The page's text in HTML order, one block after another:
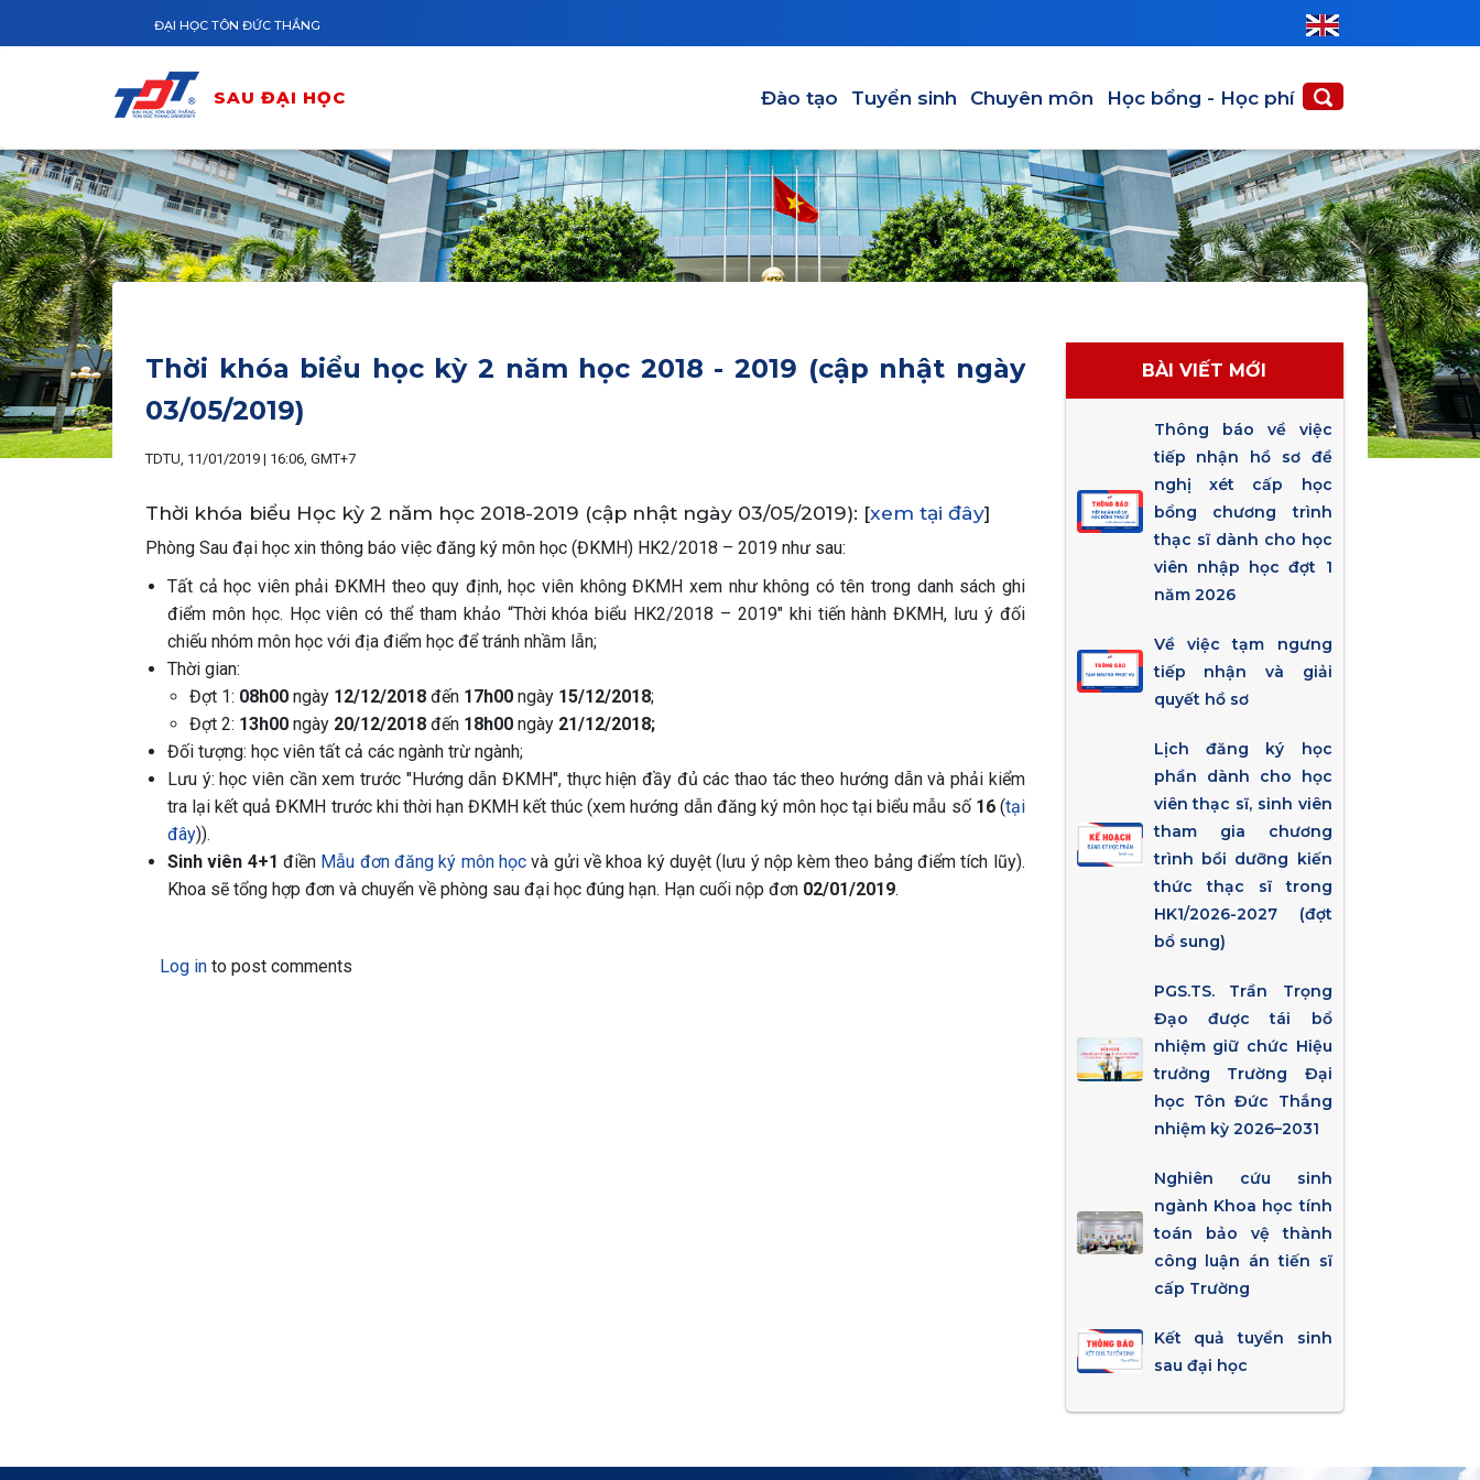
ĐẠI HỌC TÔN ĐỨC THẮNG
SAU ĐẠI HỌC Đào tạo Tuyển sinh Chuyên môn Học bổng - Học phí
Thời khóa biểu học kỳ 2 năm học 2018 - 2019 (cập nhật ngày
03/05/2019)
TDTU, 11/01/2019 | 16:06, GMT+7
Thời khóa biểu Học kỳ 2 năm học 2018-2019 (cập nhật ngày 03/05/2019): [xem tại đây]
Phòng Sau đại học xin thông báo việc đăng ký môn học (ĐKMH) HK2/2018 – 2019 như sau:
Tất cả học viên phải ĐKMH theo quy định, học viên không ĐKMH xem như không có tên trong danh sách ghi
điểm môn học. Học viên có thể tham khảo “Thời khóa biểu HK2/2018 – 2019″ khi tiến hành ĐKMH, lưu ý đối
chiếu nhóm môn học với địa điểm học để tránh nhầm lẫn;
Thời gian:
Đợt 1: 08h00 ngày 12/12/2018 đến 17h00 ngày 15/12/2018;
Đợt 2: 13h00 ngày 20/12/2018 đến 18h00 ngày 21/12/2018;
Đối tượng: học viên tất cả các ngành trừ ngành;
Lưu ý: học viên cần xem trước "Hướng dẫn ĐKMH", thực hiện đầy đủ các thao tác theo hướng dẫn và phải kiểm
tra lại kết quả ĐKMH trước khi thời hạn ĐKMH kết thúc (xem hướng dẫn đăng ký môn học tại biểu mẫu số 16(tại
đây)).
Sinh viên 4+1 điền Mẫu đơn đăng ký môn họcvà gửi về khoa ký duyệt (lưu ý nộp kèm theo bảng điểm tích lũy).
Khoa sẽ tổng hợp đơn và chuyển về phòng sau đại học đúng hạn. Hạn cuối nộp đơn 02/01/2019.
Log in to post comments
BÀI VIẾT MỚI
Thông báo về việc
tiếp nhận hồ sơ đề
nghị xét cấp học
bổng chương trình
thạc sĩ dành cho học
viên nhập học đợt 1
năm 2026
Về việc tạm ngưng
tiếp nhận và giải
quyết hồ sơ
Lịch đăng ký học
phần dành cho học
viên thạc sĩ, sinh viên
tham gia chương
trình bồi dưỡng kiến
thức thạc sĩ trong
HK1/2026-2027 (đợt
bổ sung)
PGS.TS. Trần Trọng
Đạo được tái bổ
nhiệm giữ chức Hiệu
trưởng Trường Đại
học Tôn Đức Thắng
nhiệm kỳ 2026–2031
Nghiên cứu sinh
ngành Khoa học tính
toán bảo vệ thành
công luận án tiến sĩ
cấp Trường
Kết quả tuyển sinh
sau đại học